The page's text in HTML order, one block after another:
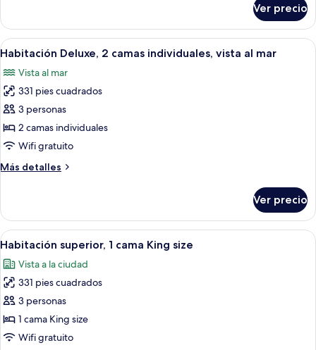
con
acceso
al
salón
lounge
del
club,
vista
al
mar
Deluxe,
cama
size,
con
al
salón
lounge
del
club,
Ver precio
Abrir
todas
las
fotos
de
Habitación
Deluxe,
camas
al
mar
Habitación de hotel con dos camas,
9
Habitación Deluxe, 2 camas individuales, vista al mar
Vista al mar
331 pies cuadrados
3 personas
2 camas individuales
Wifi gratuito
Más detalles
Más
Deluxe,
camas
vista
al
Ver precio
Abrir
todas
las
fotos
de
Habitación
superior,
Ropa de cama hipoalergénica y
8
Habitación superior, 1 cama King size
Vista a la ciudad
331 pies cuadrados
3 personas
1 cama King size
Wifi gratuito